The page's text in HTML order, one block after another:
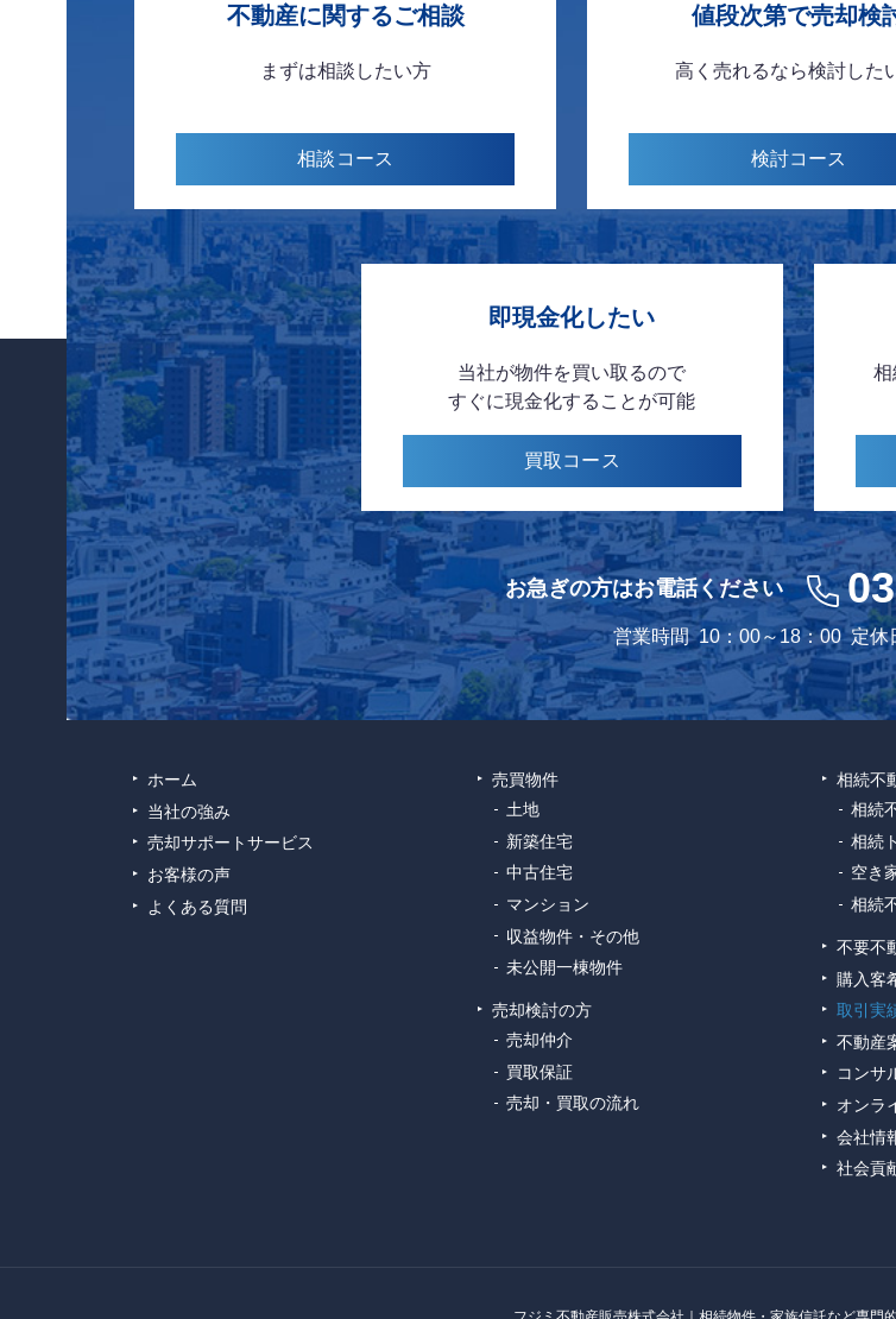
不動産に関するご相談
まずは相談したい方
相談 コース
値段次第で売却検
高く売れるなら検討した
検討コース
即現金化したい
当社が物件を買い取るので
すぐに現金化することが可能
買取 コース
相
お急ぎの方はお電話ください
営業時間 10：00～18：00 定休
ホーム
当社の強み
売却サポートサービス
お客様の声
よくある質問
売買物件
土地
新築住宅
中古住宅
マンション
収益物件・その他
未公開一棟物件
売却検討の方
売却仲介
買取保証
売却・買取の流れ
相続不
相続
相続
空き
相続
不要不
購入客
取引実
不動産
コンサ
オンラ
会社情
社会貢